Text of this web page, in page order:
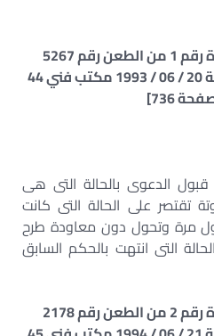
[النقض المدني – الفقرة رقم 1 من الطعن رقم 5267
لسنــة 62 ق – تاريخ الجلسة 20 / 06 / 1993 مكتب فني 44
736]
الدعوى بالحالة التى هى
تقتصر على الحالة التى كانت
مرة وتحول دون معاودة طرح
التى انتهت بالحكم السابق
[النقض المدني – الفقرة رقم 2 من الطعن رقم 2178